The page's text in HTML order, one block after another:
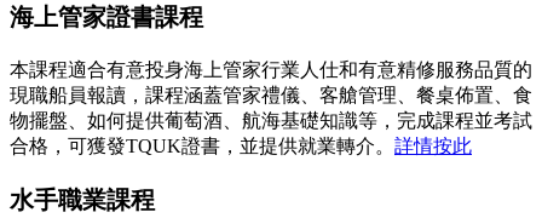
海上管家證書課程
本課程適合有意投身海上管家行業人仕和有意精修服務品質的
現職船員報讀，課程涵蓋管家禮儀、客艙管理、餐桌佈置、食
物擺盤、如何提供葡萄酒、航海基礎知識等，完成課程並考試
合格，可獲發TQUK證書，並提供就業轉介。 詳情按此
水手職業課程